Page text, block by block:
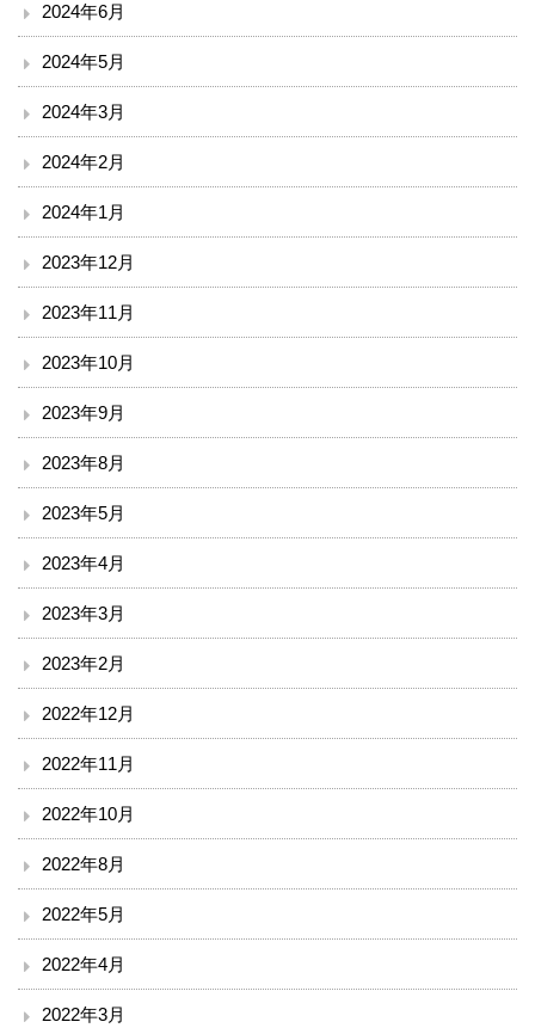
外科
整形外科
皮膚科
泌尿器科
産婦人科
眼科
漢方・疼痛緩和科
麻酔科
地域連携・相談
入退院支援センター
地域医療連携室
患者相談窓口
その他
2024年6月
2024年5月
2024年3月
2024年2月
2024年1月
2023年12月
2023年11月
2023年10月
2023年9月
2023年8月
2023年5月
2023年4月
2023年3月
2023年2月
2022年12月
2022年11月
2022年10月
2022年8月
2022年5月
2022年4月
2022年3月